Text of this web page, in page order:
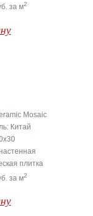
за м2
Mosaic
Китай
плитка
за м2